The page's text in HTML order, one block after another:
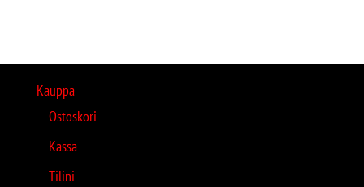
Kauppa
Ostoskori
Kassa
Tilini